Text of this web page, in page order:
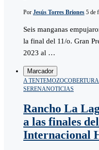
Por Jesús Torres Briones 5 de
Seis manganas
la final del 11/o. Gran
2023 al …
Marcador
A TENTEMOZOCOBERTURA
SERENANOTICIAS
Rancho La
a las finales
Internacional